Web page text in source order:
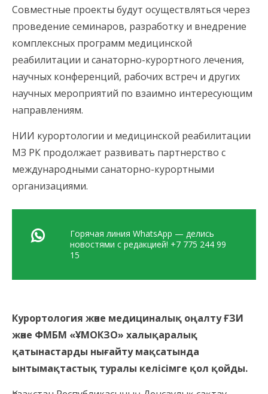
Совместные проекты будут осуществляться через
проведение семинаров, разработку и внедрение
комплексных программ медицинской
реабилитации и санаторно-курортного лечения,
научных конференций, рабочих встреч и других
научных мероприятий по взаимно интересующим
направлениям.
НИИ курортологии и медицинской реабилитации
МЗ РК продолжает развивать партнерство с
международными санаторно-курортными
организациями.
Горячая линия WhatsApp — делись
новостями с редакцией! +7 775 244 99
15
Курортология және медициналық оңалту ҒЗИ
және ФМБМ «ҰМОКЗО» халықаралық
қатынастарды нығайту мақсатында
ынтымақтастық туралы келісімге қол қойды.